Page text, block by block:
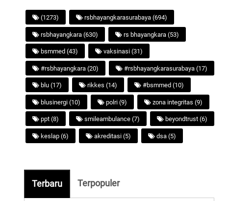
(1273) rsbhayangkarasurabaya (694)
rsbhayangkara (630) rs bhayangkara (53)
bsmmed (43) vaksinasi (31)
#rsbhayangkara (20) #rsbhayangkarasurabaya (17)
blu (17) rikkes (14) #bsmmed (10)
blusinergi (10) polri (9) zona integritas (9)
ppt (8) smileambulance (7) beyondtrust (6)
keslap (6) akreditasi (5) dsa (5)
Terbaru Terpopuler